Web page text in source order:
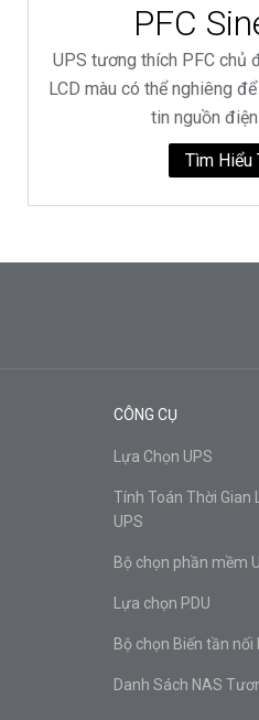
PFC
UPS tương thích PFC chủ
LCD màu có thể nghiêng
tin nguồn
Tìm Hiểu
CÔNG CỤ
Lựa Chọn UPS
Tính Toán Thời Gian
UPS
Bộ chọn phần mềm
Lựa chọn PDU
Bộ chọn Biến tần nối
Danh Sách NAS